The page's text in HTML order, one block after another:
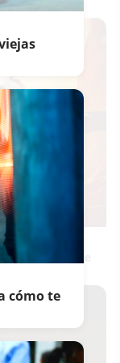
¡Cómo los de
cómo te